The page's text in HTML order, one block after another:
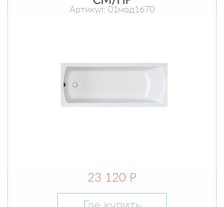
Артикул: 01мод1670
23 120 Р